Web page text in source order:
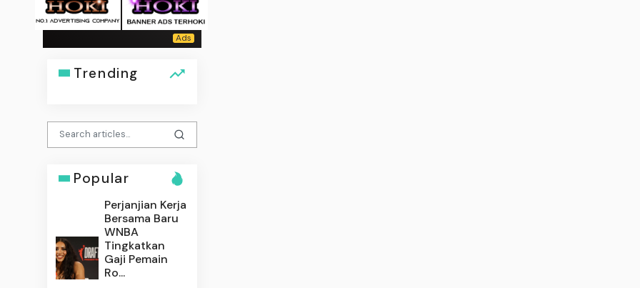
Trending
Popular
Perjanjian Kerja
Bersama Baru
WNBA
Tingkatkan
Gaji Pemain
Ro...